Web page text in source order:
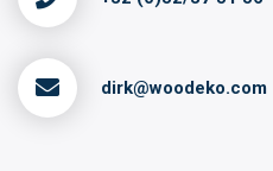
dirk@woodeko.com